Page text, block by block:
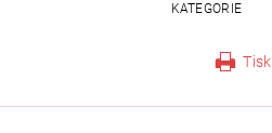
KATEGORIE
Tisk